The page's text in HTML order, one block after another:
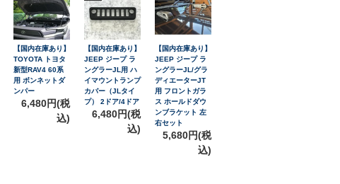
【国内在庫あり】
TOYOTA トヨタ
新型RAV4 60系
用 ボンネットダ
ンパー
6,480円(税
込)
【国内在庫あり】
JEEP ジープ ラ
ングラーJL用 ハ
イマウントランプ
カバー（JLタイ
プ） 2ドア/4ドア
6,480円(税
込)
【国内在庫あり】
JEEP ジープ ラ
ングラーJL/グラ
ディエーターJT
用 フロントガラ
ス ホールドダウ
ンブラケット 左
右セット
5,680円(税
込)